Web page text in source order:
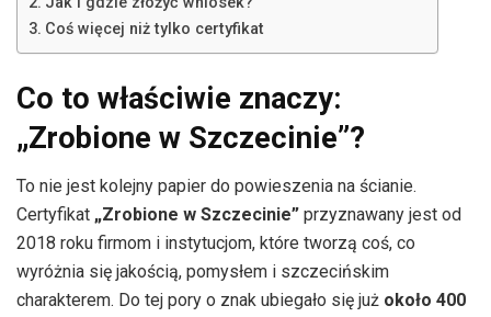
Coś więcej niż tylko certyfikat
Co to właściwie znaczy:
„Zrobione w Szczecinie”?
To nie jest kolejny papier do powieszenia na ścianie.
Certyfikat „Zrobione w Szczecinie” przyznawany jest od
2018 roku firmom i instytucjom, które tworzą coś, co
wyróżnia się jakością, pomysłem i szczecińskim
charakterem. Do tej pory o znak ubiegało się już około 400